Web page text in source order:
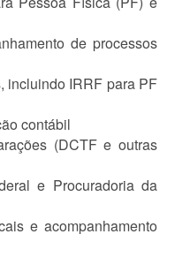
de processos
incluindo IRRF para PF
contábil
(DCTF e outras
e Procuradoria da
e acompanhamento